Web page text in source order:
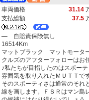
車両価格 31.14
支払総額
37.5
― 自賠責保険無し
16514Km
マットブラック マットモータ
クルズのアフターフォローはお
♪私たちが目指したのはスポー
雰囲気を取り入れたＭＵＴＴで
そのスポーティさは通常のそれ
線を画します。ＦＳＲはマン島